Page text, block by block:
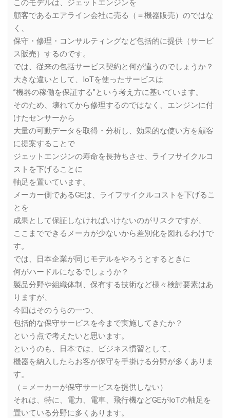
このモデルは、ジェットエンジンを
顧客であるエアライン会社に売る（＝機器販売）のではな
く、
保守・修理・コンサルティングなど包括的に提供（サービ
ス販売）するのです。
では、従来の包括サービス契約と何が違うのでしょうか？
大きな違いとして、IoTを使ったサービスは
”機器の稼働を保証する”という考え方に基いています。
そのため、壊れてから修理するのではなく、エンジンに付
けたセンサーから
大量の可動データを取得・分析し、効果的な使い方を顧客
に提案することで
ジェットエンジンの寿命を長持ちさせ、ライフサイクルコ
ストを下げることに
軸足を置いています。
メーカー側であるGEは、ライフサイクルコストを下げるこ
とを
成果として保証しなければいけないのがリスクですが、
ここまでできるメーカが少ないから差別化を図れるわけで
す。
では、日本企業が同じモデルをやろうとするときに
何がハードルになるでしょうか？
製品分野や組織体制、保有する技術など様々検討要素はあ
りますが、
今回はそのうちの一つ、
包括的な保守サービスを今まで実施してきたか？
という点で考えたいと思います。
というのも、日本では、ビジネス慣習として、
機器を納入したらお客が保守を手掛ける分野が多くありま
す。
（＝メーカーが保守サービスを提供しない）
それは、特に、電力、電車、飛行機などGEがIoTの軸足を
置いている分野に多くあります。